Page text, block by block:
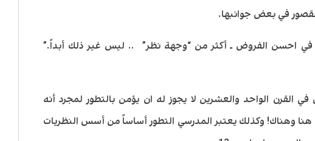
في بعض جوانبها.
ـ في احسن الفروض ـ أكثر من “وجهة نظر” .. ليس غير ذلك أبداً.”
القرن الواحد والعشرين لا يجوز له ان يؤمن بالتطور لمجرد أنه
وهناك! وكذلك يعتبر المدرسي التطور أساساً من أسس النظريات